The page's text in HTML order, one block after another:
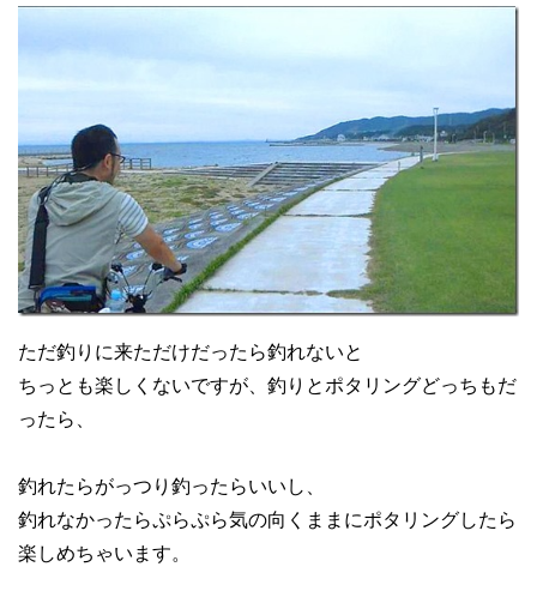
ただ釣りに来ただけだったら釣れないと
ちっとも楽しくないですが、釣りとポタリングどっちもだ
ったら、
釣れたらがっつり釣ったらいいし、
釣れなかったらぷらぷら気の向くままにポタリングしたら
楽しめちゃいます。